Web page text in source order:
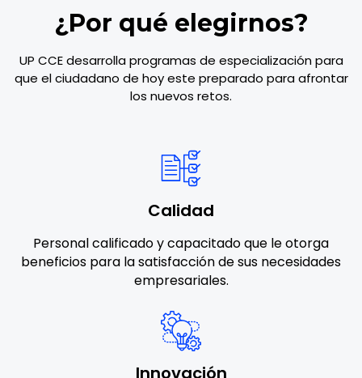
¿Por qué elegirnos?
UP CCE desarrolla programas de especialización para
que el ciudadano de hoy este preparado para afrontar
los nuevos retos.
Calidad
Personal calificado y capacitado que le otorga
beneficios para la satisfacción de sus necesidades
empresariales.
Innovación